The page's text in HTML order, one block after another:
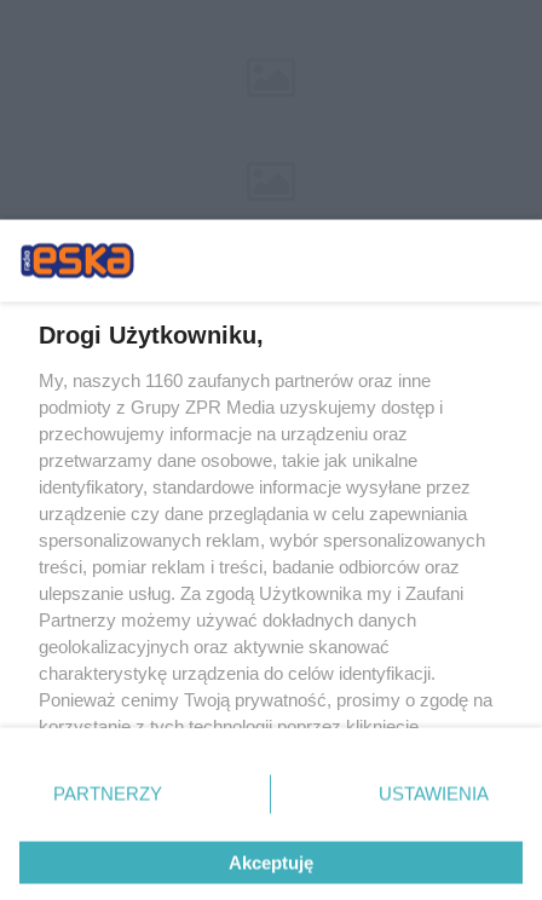
Żaden utwór zamieszczony w serwisie nie może być powielany i
rozpowszechniany lub dalej rozpowszechniany w jakikolwiek sposób (w
tym także elektroniczny lub mechaniczny) na jakimkolwiek polu
eksploatacji w jakiejkolwiek formie, włącznie z umieszczaniem w Internecie
bez pisemnej zgody właściciela praw. Jakiekolwiek użycie lub
wykorzystanie utworów w całości lub w części z naruszeniem prawa, tzn.
bez właściwej zgody, jest zabronione pod groźbą kary i może być ścigane
prawnie.
O nas
Drogi Użytkowniku,
My, naszych 1160 zaufanych partnerów oraz inne
podmioty z Grupy ZPR Media uzyskujemy dostęp i
przechowujemy informacje na urządzeniu oraz
przetwarzamy dane osobowe, takie jak unikalne
identyfikatory, standardowe informacje wysyłane przez
urządzenie czy dane przeglądania w celu zapewniania
spersonalizowanych reklam, wybór spersonalizowanych
treści, pomiar reklam i treści, badanie odbiorców oraz
ulepszanie usług. Za zgodą Użytkownika my i Zaufani
Partnerzy możemy używać dokładnych danych
geolokalizacyjnych oraz aktywnie skanować
charakterystykę urządzenia do celów identyfikacji.
Ponieważ cenimy Twoją prywatność, prosimy o zgodę na
korzystanie z tych technologii poprzez kliknięcie
zmienić/wycofać klikając przycisk ustawień prywatności
znajdujący się w lewym dolnym rogu strony
rodzaje przetwarzania danych nie wymagają zgody
użytkownika, ale masz prawo sprzeciwić się takiemu
przetwarzaniu. Preferencje będą miały zastosowanie tylko
PARTNERZY USTAWIENIA
Akceptuję